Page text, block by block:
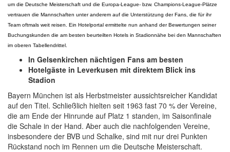
um die Deutsche Meisterschaft und die Europa-League- bzw. Champions-League-Plätze
vertrauen die Mannschaften unter anderem auf die Unterstützung der Fans, die für ihr
Team oftmals weit reisen. Ein Hotelportal ermittelte nun anhand der Bewertungen seiner
Buchungskunden die am besten beurteilten Hotels in Stadionnähe bei den Mannschaften
im oberen Tabellendrittel.
In Gelsenkirchen nächtigen Fans am besten
Hotelgäste in Leverkusen mit direktem Blick ins
Stadion
Bayern München ist als Herbstmeister aussichtsreicher Kandidat
auf den Titel. Schließlich hielten seit 1963 fast 70 % der Vereine,
die am Ende der Hinrunde auf Platz 1 standen, im Saisonfinale
die Schale in der Hand. Aber auch die nachfolgenden Vereine,
insbesondere der BVB und Schalke, sind mit nur drei Punkten
Rückstand noch im Rennen um die Deutsche Meisterschaft.